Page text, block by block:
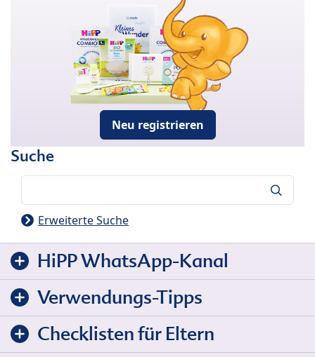
Neu registrieren
Suche
Erweiterte Suche
HiPP WhatsApp-Kanal
Verwendungs-Tipps
Checklisten für Eltern